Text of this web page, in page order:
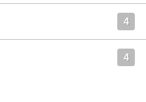
4
4